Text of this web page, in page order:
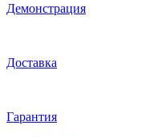
Демонстрация
Доставка
Гарантия